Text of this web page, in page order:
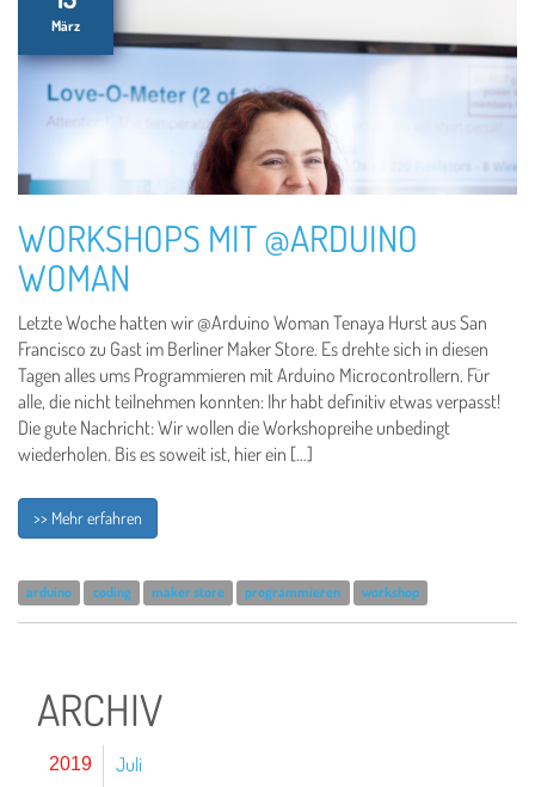
März
WORKSHOPS MIT @ARDUINO
WOMAN
Letzte Woche hatten wir @Arduino Woman Tenaya Hurst aus San
Francisco zu Gast im Berliner Maker Store. Es drehte sich in diesen
Tagen alles ums Programmieren mit Arduino Microcontrollern. Für
alle, die nicht teilnehmen konnten: Ihr habt definitiv etwas verpasst!
Die gute Nachricht: Wir wollen die Workshopreihe unbedingt
wiederholen. Bis es soweit ist, hier ein […]
>> Mehr erfahren
arduino coding maker store programmieren workshop
ARCHIV
2019
Juli